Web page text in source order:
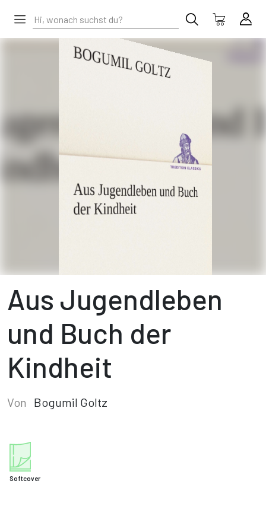
Aus Jugendleben
und Buch der
Kindheit
Von Bogumil Goltz
Softcover